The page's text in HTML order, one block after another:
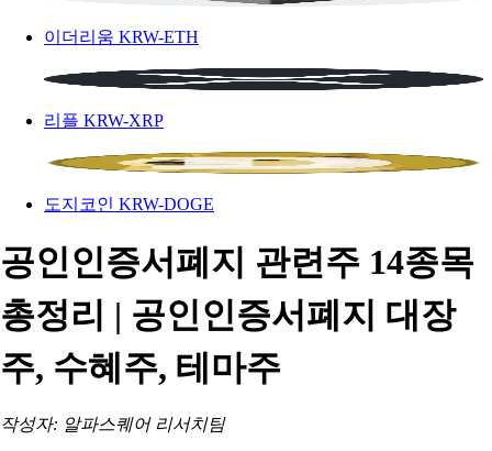
이더리움 KRW-ETH
리플 KRW-XRP
도지코인 KRW-DOGE
공인인증서폐지 관련주 14종목
총정리 | 공인인증서폐지 대장
주, 수혜주, 테마주
작성자: 알파스퀘어 리서치팀